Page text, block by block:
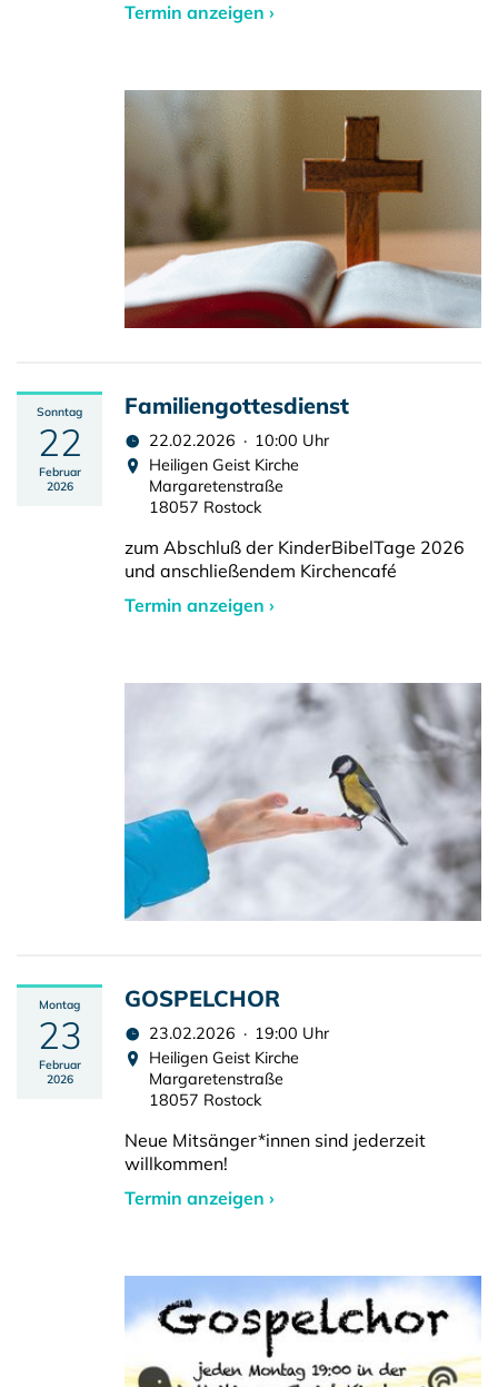
Termin anzeigen ›
Sonntag
22
Februar
2026
Familiengottesdienst
22.02.2026 · 10:00 Uhr
Heiligen Geist Kirche
Margaretenstraße
18057 Rostock
zum Abschluß der KinderBibelTage 2026
und anschließendem Kirchencafé
Termin anzeigen ›
Montag
23
Februar
2026
GOSPELCHOR
23.02.2026 · 19:00 Uhr
Heiligen Geist Kirche
Margaretenstraße
18057 Rostock
Neue Mitsänger*innen sind jederzeit
willkommen!
Termin anzeigen ›